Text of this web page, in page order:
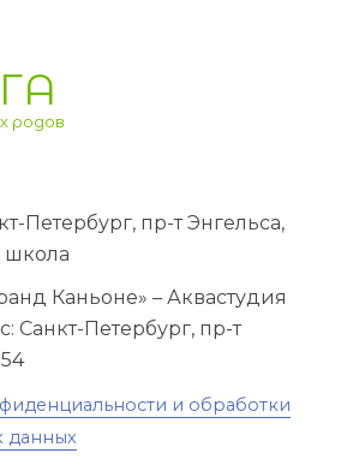
родов
Петербург, пр-т Энгельса,
школа
Каньоне» – Аквастудия
Санкт-Петербург, пр-т
и обработки
данных